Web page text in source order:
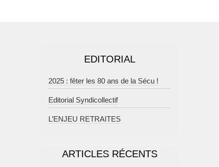
EDITORIAL
2025 : fêter les 80 ans de la Sécu !
Editorial Syndicollectif
L’ENJEU RETRAITES
ARTICLES RÉCENTS